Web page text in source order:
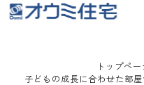
トップペー
子どもの成長に合わせた部